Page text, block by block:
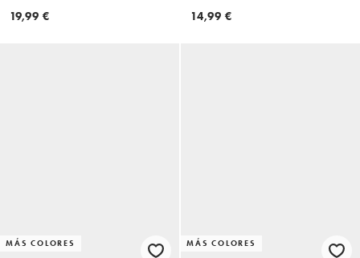
19,99 €
Jones
14,99 €
MÁS COLORES MÁS COLORES